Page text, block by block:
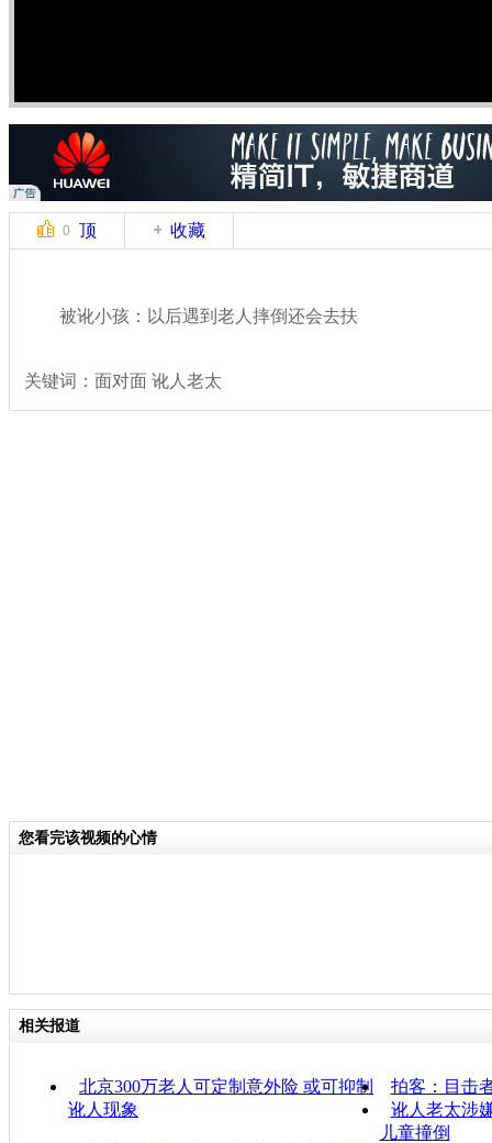
0 顶 收藏
被讹小孩：以后遇到老人摔倒还会去扶
关键词：面对面 讹人老太
您看完该视频的心情
相关报道
北京300万老人可定制意外险 或可抑制
讹人现象
拍客：目击
讹人老太涉
儿童撞倒